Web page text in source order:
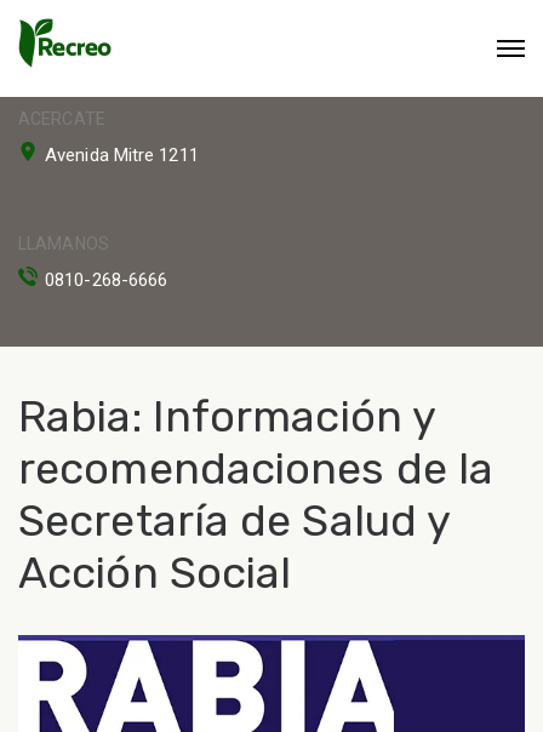
ACERCATE
Avenida Mitre 1211
LLAMANOS
0810-268-6666
Rabia: Información y
recomendaciones de la
Secretaría de Salud y
Acción Social